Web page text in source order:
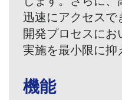
迅速にアクセスで
開発プロセスにお
実施を最小限に抑
機能